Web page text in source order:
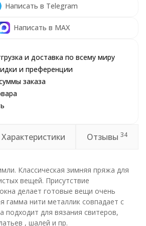
Написать в Telegram
Написать в MAX
и доставка по всему миру
и преференции
заказа
Характеристики Отзывы34
Классическая зимняя пряжа для
вещей. Присутствие
делает готовые вещи очень
гамма нити металлик совпадает с
для вязания свитеров,
, шалей и пр.